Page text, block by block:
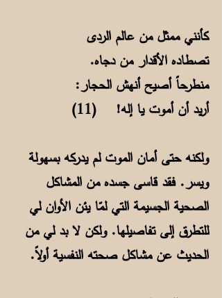
كأنني ممثل من عالم الردى
تصطاده الأقدار من دجاه.
منطرحاً أصيح أنهش الحجار:
أريد أن أموت يا إله! (11)
ولكنه حتى أمان الموت لم يدركه بسهولة
ويسر. فقد قاسى جسده من المشاكل
الصحية الجسيمة التي لمّا يئن الأوان لي
للتطرق إلى تفاصيلها. ولكن لا بد لي من
الحديث عن مشاكل صحته النفسية أولاً.